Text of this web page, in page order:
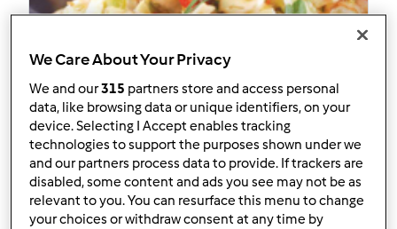
Przystawki/Sałatki
388 Przepisy
We Care About Your Privacy
We and our315 partners store and access personal
data, like browsing data or unique identifiers, on your
device. Selecting I Accept enables tracking
technologies to support the purposes shown under we
and our partners process data to provide. If trackers are
disabled, some content and ads you see may not be as
relevant to you. You can resurface this menu to change
your choices or withdraw consent at any time by